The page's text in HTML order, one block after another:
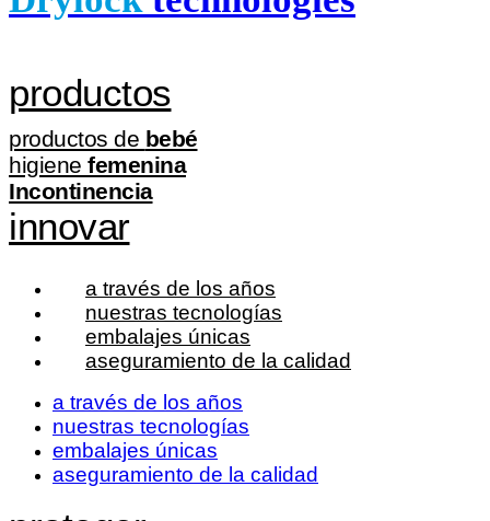
productos
productos de bebé
higiene femenina
Incontinencia
innovar
a través de los años
nuestras tecnologías
embalajes únicas
aseguramiento de la calidad
a través de los años
nuestras tecnologías
embalajes únicas
aseguramiento de la calidad